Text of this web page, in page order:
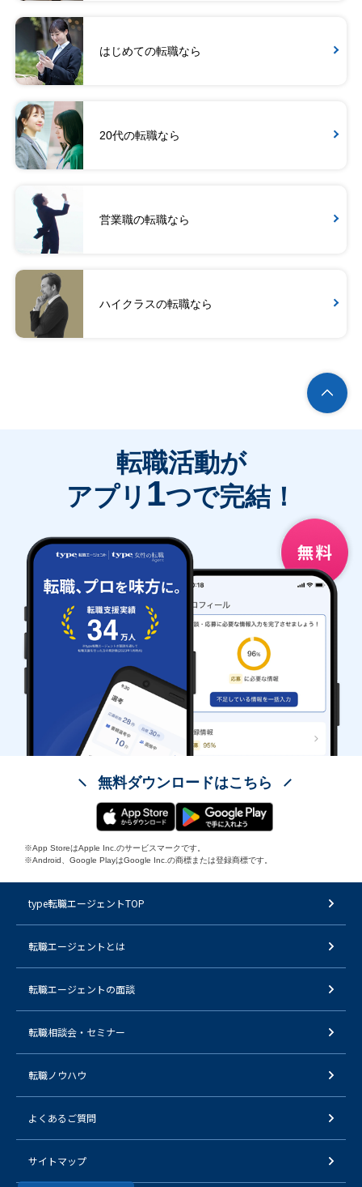
はじめての転職なら
20代の転職なら
営業職の転職なら
ハイクラスの転職なら
転職活動が
アプリ 1つで完結！
無料ダウンロードはこちら
※App StoreはApple Inc.のサービスマークです。
※Android、Google PlayはGoogle Inc.の商標または登録商標です。
type転職エージェントTOP
転職エージェントとは
転職エージェントの面談
転職相談会・セミナー
転職ノウハウ
よくあるご質問
サイトマップ